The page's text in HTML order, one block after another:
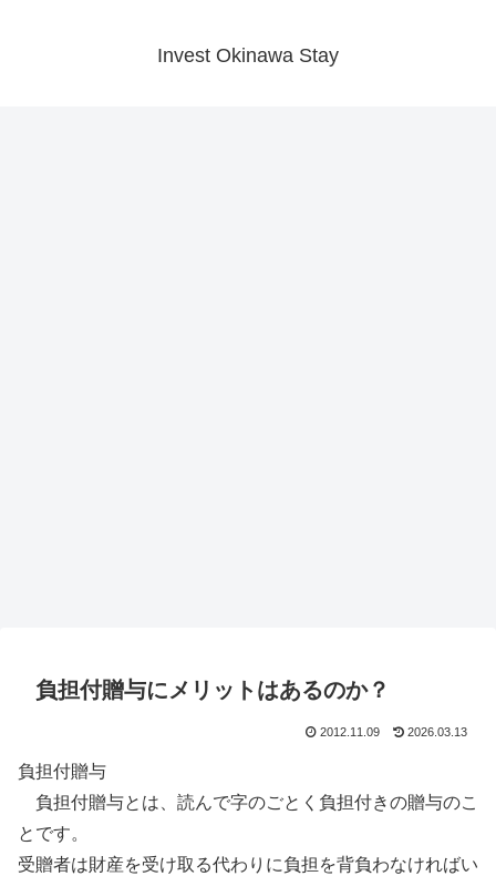
Invest Okinawa Stay
負担付贈与にメリットはあるのか？
2012.11.09 2026.03.13
負担付贈与
負担付贈与とは、読んで字のごとく負担付きの贈与のこ
とです。
受贈者は財産を受け取る代わりに負担を背負わなければい